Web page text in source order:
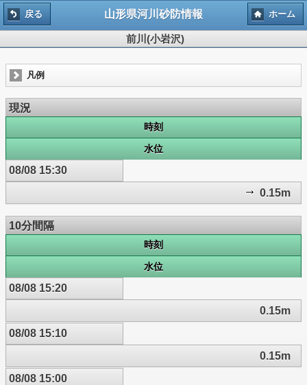
戻る 山形県河川砂防情報 ホーム
前川(小岩沢)
凡例
現況
時刻
水位
08/08 15:30
0.15m
10分間隔
時刻
水位
08/08 15:20
0.15m
08/08 15:10
0.15m
08/08 15:00